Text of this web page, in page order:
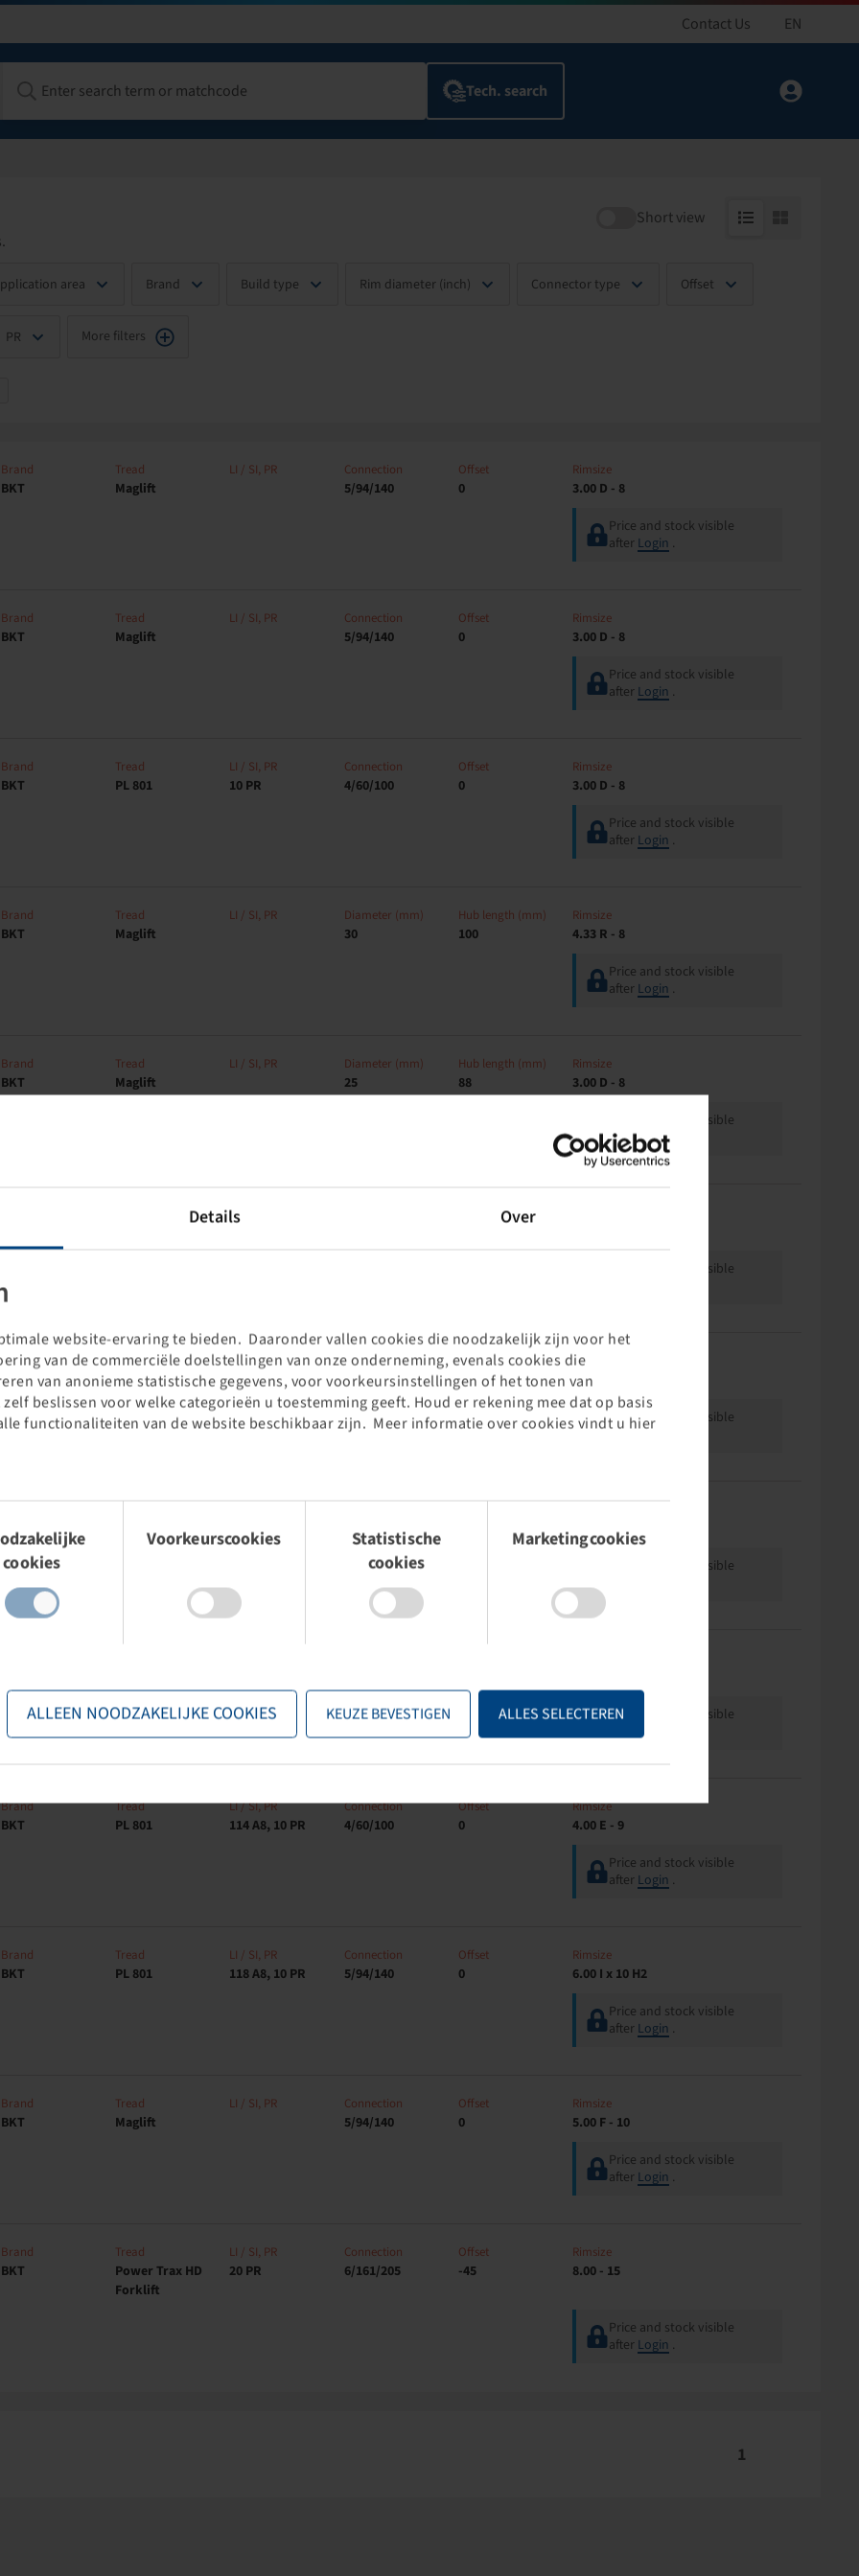
Details Over
website-ervaring te bieden. Daaronder vallen cookies die noodzakelijk zijn voor het
van de commerciële doelstellingen van onze onderneming, evenals cookies die
van anonieme statistische gegevens, voor voorkeursinstellingen of het tonen van
beslissen voor welke categorieën u toestemming geeft. Houd er rekening mee dat op basis
functionaliteiten van de website beschikbaar zijn. Meer informatie over cookies vindt u hier
cookies
Voorkeurscookies
Statistische
cookies
Marketingcookies
ALLEEN NOODZAKELIJKE COOKIES KEUZE BEVESTIGEN ALLES SELECTEREN
Contact Us EN
Short view
area Brand Build type Rim diameter (inch) Connector type Offset
PR More filters
Brand
BKT
Tread
Maglift
LI / SI, PR Connection
5/94/140
Offset
0
Rimsize
3.00 D - 8
Price and stock visible
after Login .
Brand
BKT
Tread
Maglift
LI / SI, PR Connection
5/94/140
Offset
0
Rimsize
3.00 D - 8
Price and stock visible
after Login .
Brand
BKT
Tread
PL 801
LI / SI, PR
10 PR
Connection
4/60/100
Offset
0
Rimsize
3.00 D - 8
Price and stock visible
after Login .
Brand
BKT
Tread
Maglift
LI / SI, PR Diameter (mm)
30
Hub length (mm)
100
Rimsize
4.33 R - 8
Price and stock visible
after Login .
Brand
BKT
Tread
Maglift
LI / SI, PR Diameter (mm)
25
Hub length (mm)
88
Rimsize
3.00 D - 8
Price and stock visible
afterLogin.
LI / SI, PR
Price and stock visible
Brand
BKT
Tread
Liftmax LM 63
LI / SI, PR
121 A5
Connection
5/94/140
Offset
-5
Rimsize
4.00 E - 9
Price and stock visible
afterLogin
BKT PL 801 114 A8, 10 PR 35
4.00 E - 9
Price and stock visible
Price and stock visible
Login
Brand
BKT
Tread
PL 801
LI / SI, PR
114 A8, 10 PR
Connection
4/60/100
Offset
0
Rimsize
4.00 E - 9
Price and stock visible
after Login .
Brand
BKT
Tread
PL 801
LI / SI, PR
118 A8, 10 PR
Connection
5/94/140
Offset
0
Rimsize
6.00 I x 10 H2
Price and stock visible
after Login .
Brand
BKT
Tread
Maglift
LI / SI, PR Connection
5/94/140
Offset
0
Rimsize
5.00 F - 10
Price and stock visible
after Login .
Brand
BKT
Tread
Power Trax HD
Forklift
LI / SI, PR
20 PR
Connection
6/161/205
Offset
-45
Rimsize
8.00 - 15
Price and stock visible
after Login .
1